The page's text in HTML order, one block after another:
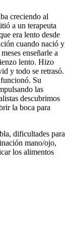
creciendo al
a un terapeuta
era lento desde
cuando nació y
enseñarle a
lento. Hizo
y todo se retrasó.
Su
las
descubrimos
la boca para
dificultades para
mano/ojo,
los alimentos